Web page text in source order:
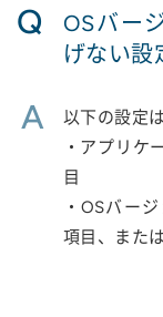
Q
OSバー
げない設
A
以下の設定
・アプリケ
目
・OSバー
項目、また